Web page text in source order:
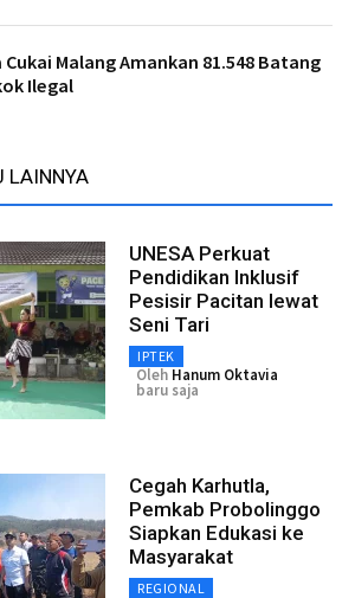
Cukai Malang Amankan 81.548 Batang
Ilegal
LAINNYA
UNESA Perkuat
Pendidikan Inklusif
Pesisir Pacitan lewat
Seni Tari
IPTEK
Oleh Hanum Oktavia
baru saja
Cegah Karhutla,
Pemkab Probolinggo
Siapkan Edukasi ke
Masyarakat
REGIONAL